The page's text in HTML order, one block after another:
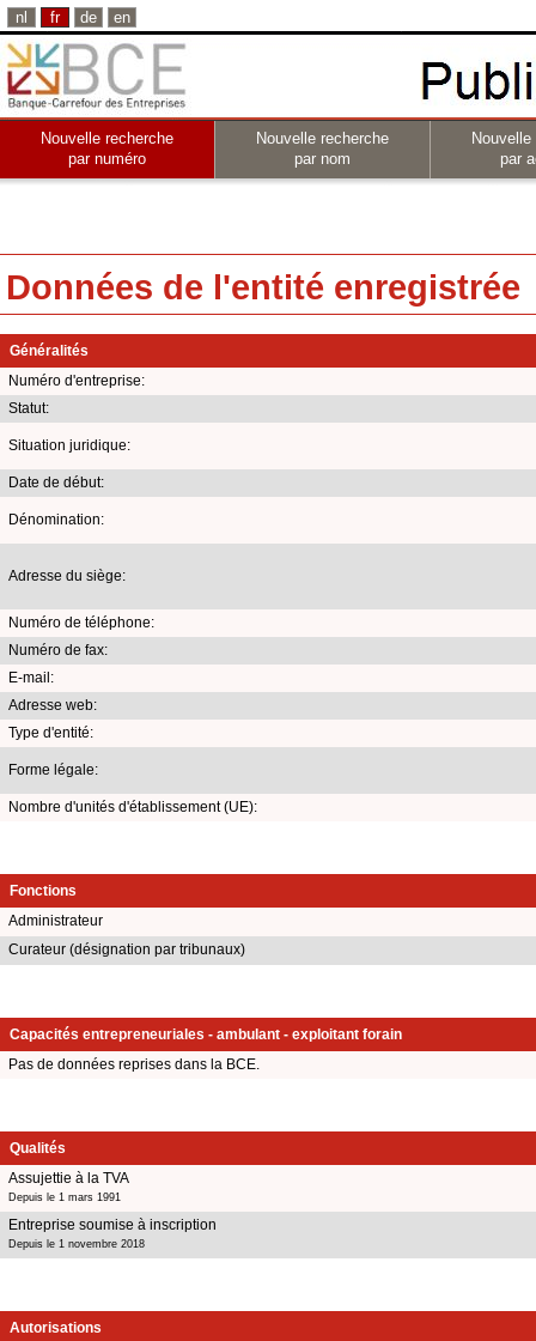
nl fr de en
Nouvelle recherche
par numéro
Nouvelle recherche
par nom
par
Données de l'entité enregistrée
Généralités
Numéro d'entreprise:
Statut:
Situation juridique:
Date de début:
Dénomination:
Adresse du siège:
Numéro de téléphone:
Numéro de fax:
E-mail:
Adresse web:
Type d'entité:
Forme légale:
Nombre d'unités d'établissement (UE):
Fonctions
Administrateur
Curateur (désignation par tribunaux)
Capacités entrepreneuriales - ambulant - exploitant forain
Pas de données reprises dans la BCE.
Qualités
Assujettie à la TVA
Depuis le 1 mars 1991
Entreprise soumise à inscription
Depuis le 1 novembre 2018
Autorisations